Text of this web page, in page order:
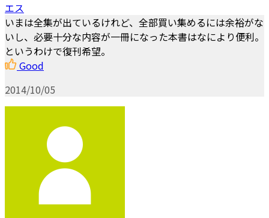
エス
いまは全集が出ているけれど、全部買い集めるには余裕がな
いし、必要十分な内容が一冊になった本書はなにより便利。
というわけで復刊希望。
Good
2014/10/05